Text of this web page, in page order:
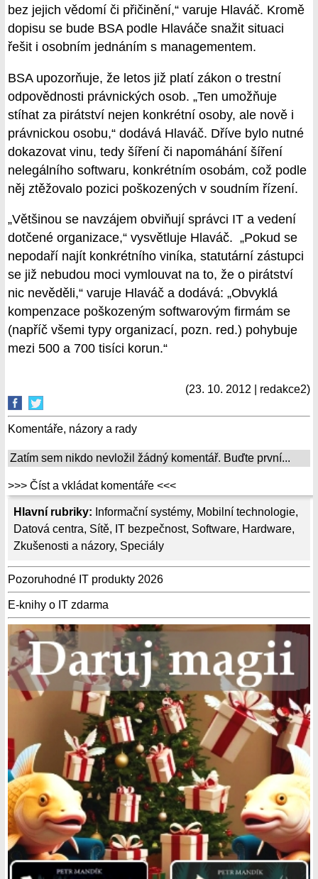
Hlavní rubriky: Informační systémy, Mobilní technologie,
Datová centra, Sítě, IT bezpečnost, Software, Hardware,
Zkušenosti a názory, Speciály
Pozoruhodné IT produkty 2026
E-knihy o IT zdarma
bez jejich vědomí či přičinění,“ varuje Hlaváč. Kromě
dopisu se bude BSA podle Hlaváče snažit situaci
řešit i osobním jednáním s managementem.
BSA upozorňuje, že letos již platí zákon o trestní
odpovědnosti právnických osob. „Ten umožňuje
stíhat za pirátství nejen konkrétní osoby, ale nově i
právnickou osobu,“ dodává Hlaváč. Dříve bylo nutné
dokazovat vinu, tedy šíření či napomáhání šíření
nelegálního softwaru, konkrétním osobám, což podle
něj ztěžovalo pozici poškozených v soudním řízení.
„Většinou se navzájem obviňují správci IT a vedení
dotčené organizace,“ vysvětluje Hlaváč. „Pokud se
nepodaří najít konkrétního viníka, statutární zástupci
se již nebudou moci vymlouvat na to, že o pirátství
nic nevěděli,“ varuje Hlaváč a dodává: „Obvyklá
kompenzace poškozeným softwarovým firmám se
(napříč všemi typy organizací, pozn. red.) pohybuje
mezi 500 a 700 tisíci korun.“
(23. 10. 2012 | redakce2)
Komentáře, názory a rady
Zatím sem nikdo nevložil žádný komentář. Buďte první...
>>> Číst a vkládat komentáře <<<